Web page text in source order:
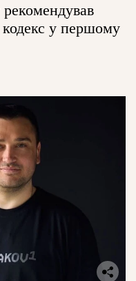
у першому